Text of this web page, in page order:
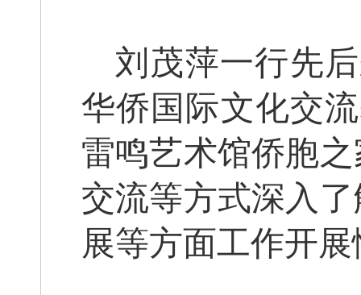
刘茂萍一行先
华侨国际文化交
雷鸣艺术馆侨胞
交流等方式深入
展等方面工作开